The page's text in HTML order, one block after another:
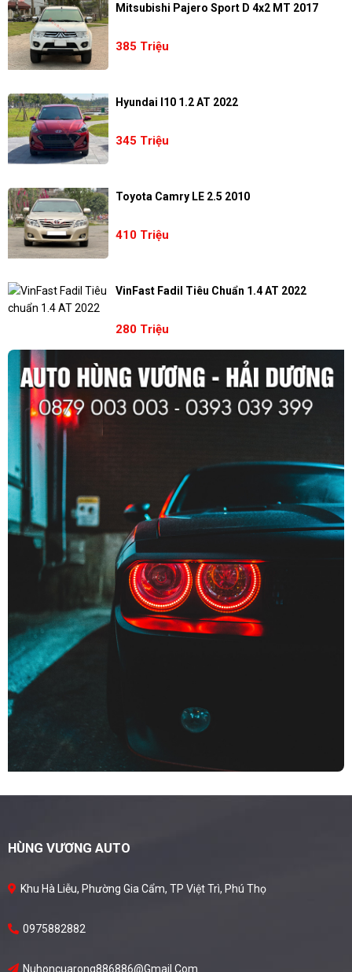
Mitsubishi Pajero Sport D 4x2 MT 2017
385 Triệu
Hyundai I10 1.2 AT 2022
345 Triệu
Toyota Camry LE 2.5 2010
410 Triệu
VinFast Fadil Tiêu Chuẩn 1.4 AT 2022
280 Triệu
HÙNG VƯƠNG AUTO
Khu Hà Liễu, Phường Gia Cẩm, TP Việt Trì, Phú Thọ
0975882882
Nuhoncuarong886886@gmail.com